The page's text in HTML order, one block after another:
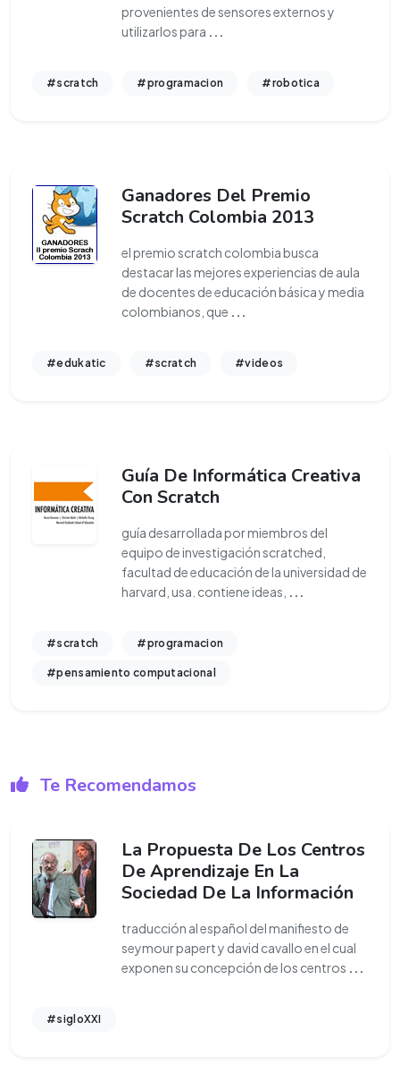
provenientes de sensores externos y
utilizarlos para ...
#scratch #programacion #robotica
Ganadores Del Premio
Scratch Colombia 2013
el premio scratch colombia busca
destacar las mejores experiencias de aula
de docentes de educación básica y media
colombianos, que ...
#edukatic #scratch #videos
Guía De Informática Creativa
Con Scratch
guía desarrollada por miembros del
equipo de investigación scratched,
facultad de educación de la universidad de
harvard, usa. contiene ideas, ...
#scratch #programacion
#pensamiento computacional
Te Recomendamos
La Propuesta De Los Centros
De Aprendizaje En La
Sociedad De La Información
traducción al español del manifiesto de
seymour papert y david cavallo en el cual
exponen su concepción de los centros ...
#sigloXXI